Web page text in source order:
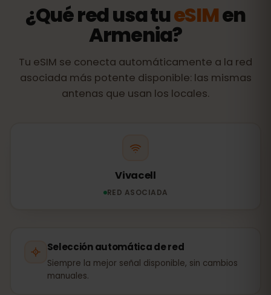
¿Qué red usa tueSIMen
Armenia?
Tu eSIM se conecta automáticamente a la red
asociada más potente disponible: las mismas
antenas que usan los locales.
Vivacell
RED ASOCIADA
Selección automática de red
Siempre la mejor señal disponible, sin cambios
manuales.